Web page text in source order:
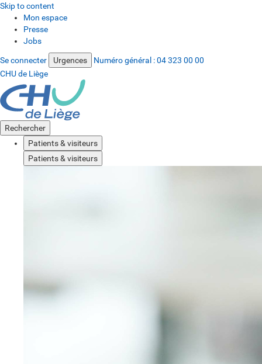
Skip to content
Mon espace
Presse
Jobs
Se connecter Urgences Numéro général :04 323 00 00
CHU de Liège
Rechercher
Patients & visiteurs
Patients & visiteurs